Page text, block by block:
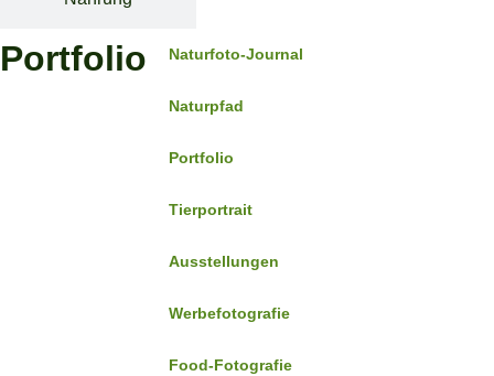
Portfolio Naturfoto-Journal
Naturpfad
Portfolio
Tierportrait
Ausstellungen
Werbefotografie
Food-Fotografie